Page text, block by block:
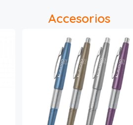
Accesorios